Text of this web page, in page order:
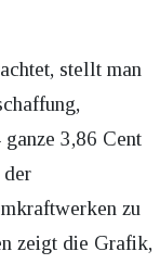
stellt man
3,86 Cent
der
zu
zeigt die Grafik,